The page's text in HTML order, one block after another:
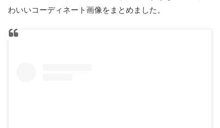
わいいコーディネート画像をまとめました。